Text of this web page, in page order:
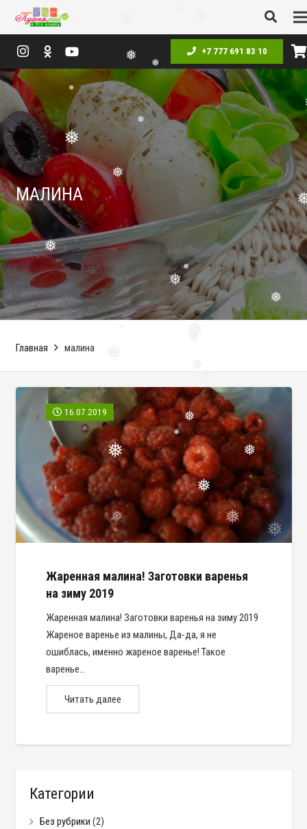
❅
❅
❅
❅
❅
❅ ❅
❅
❅
❅
❅
❅
❅
❅
❅
❅
❅
❅
❅
❅
❅
❅ +7 777 691 83 10
МАЛИНА
Главная малина
16.07.2019
Жаренная малина! Заготовки варенья
на зиму 2019
Жаренная малина! Заготовки варенья на зиму 2019
Жареное варенье из малины, Да-да, я не
ошиблась, именно жареное варенье! Такое
варенье…
Читать далее
Категории
Без рубрики (2)